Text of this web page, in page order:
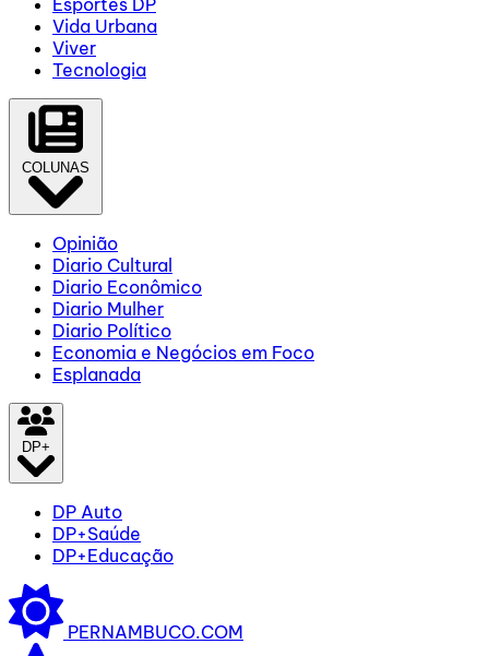
Vida Urbana
Viver
Tecnologia
COLUNAS
Opinião
Diario Cultural
Diario Econômico
Diario Mulher
Diario Político
Economia e Negócios em Foco
Esplanada
DP+
DP Auto
DP+Saúde
DP+Educação
PERNAMBUCO.COM